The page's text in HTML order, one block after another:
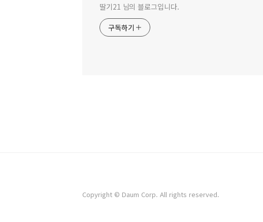
딸기21 님의 블로그입니다.
구독하기
Copyright © Daum Corp. All rights reserved.